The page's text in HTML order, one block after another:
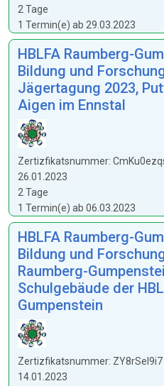
2 Tage
1 Termin(e) ab 29.03.2023
HBLFA Raumberg-
Bildung und
Jägertagung 2023,
Aigen im Ennstal
Zertizfikatsnummer:
26.01.2023
2 Tage
1 Termin(e) ab 06.03.2023
HBLFA Raumberg-
Bildung und
Raumberg-
Schulgebäude der
Gumpenstein
Zertizfikatsnummer: ZY8rSel9i7
14.01.2023